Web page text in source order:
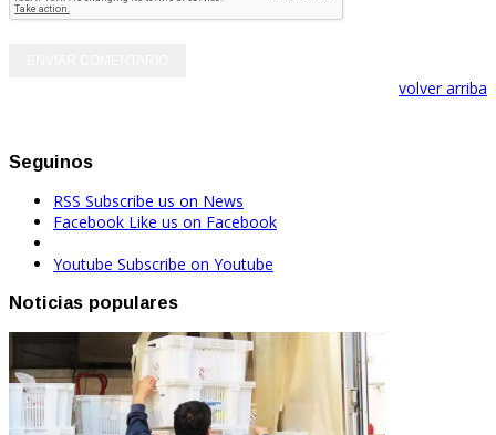
volver arriba
Seguinos
RSS Subscribe us on News
Facebook Like us on Facebook
Youtube Subscribe on Youtube
Noticias populares